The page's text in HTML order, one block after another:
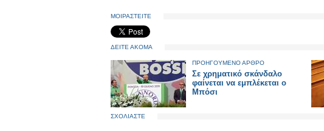
ΜΟΙΡΑΣΤΕΙΤΕ
ΔΕΙΤΕ ΑΚΟΜΑ
ΠΡΟΗΓΟΥΜΕΝΟ ΑΡΘΡΟ
Σε χρηματικό σκάνδαλο
φαίνεται να εμπλέκεται ο
Μπόσι
ΣΧΟΛΙΑΣΤΕ